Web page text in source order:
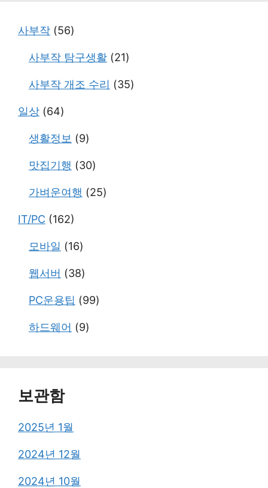
사부작 (56)
사부작 탐구생활 (21)
사부작 개조 수리 (35)
일상 (64)
생활정보 (9)
맛집기행 (30)
가벼운여행 (25)
IT/PC (162)
모바일 (16)
웹서버 (38)
PC운용팁 (99)
하드웨어 (9)
보관함
2025년 1월
2024년 12월
2024년 10월